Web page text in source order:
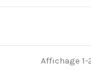
Affichage